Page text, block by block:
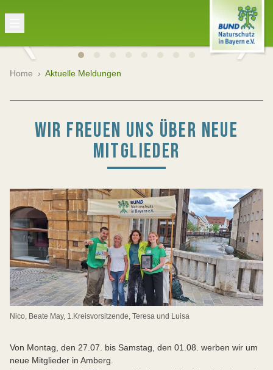
Home › Aktuelle Meldungen
WIR FREUEN UNS ÜBER NEUE
MITGLIEDER
Nico, Beate May, 1.Kreisvorsitzende, Teresa und Luisa
Von Montag, den 27.07. bis Samstag, den 01.08. werben wir um
neue Mitglieder in Amberg.